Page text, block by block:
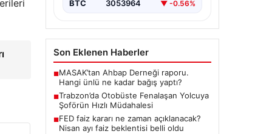
BTC 3053964 ▼ -0.56%
Son Eklenen Haberler
■MASAK’tan Ahbap Derneği raporu.
Hangi ünlü ne kadar bağış yaptı?
■Trabzon’da Otobüste Fenalaşan Yolcuya
Şoförün Hızlı Müdahalesi
■FED faiz kararı ne zaman açıklanacak?
Nisan ayı faiz beklentisi belli oldu